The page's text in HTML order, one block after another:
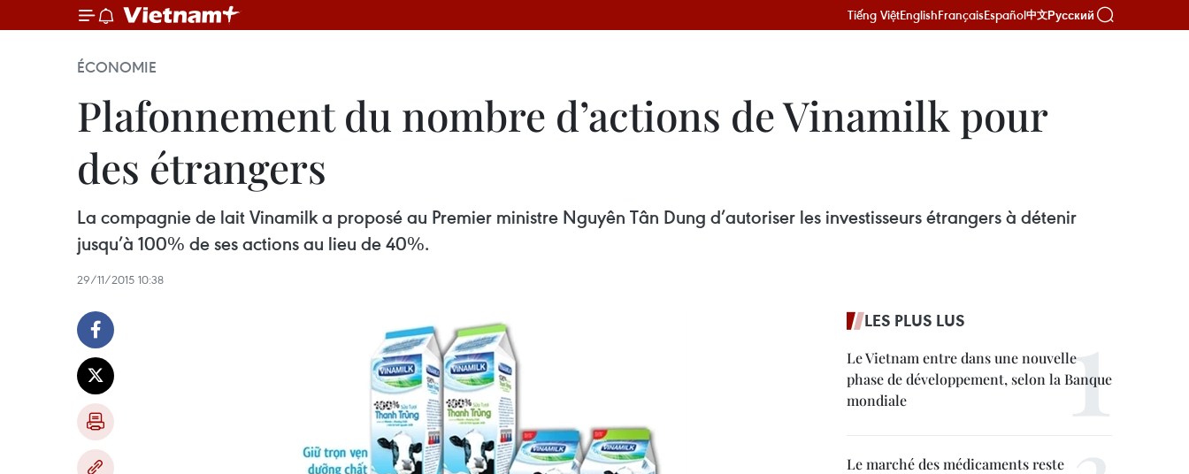
Tiếng ViệtEnglishFrançaisEspañol中文Русский
ÉCONOMIE
Plafonnement du nombre d’actions de Vinamilk pour
des étrangers
La compagnie de lait Vinamilk a proposé au Premier ministre Nguyên Tân Dung d’autoriser les investisseurs étrangers à détenir
jusqu’à 100% de ses actions au lieu de 40%.
29/11/2015 10:38
LES PLUS LUS
Le Vietnam entre dans une nouvelle
phase de développement, selon la Banque
mondiale
Le marché des médicaments reste